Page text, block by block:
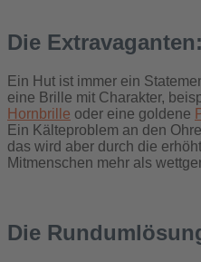
Die
Ein Hut ist immer ein
eine Brille mit Charakter,
Hornbrille oder eine goldene
Ein Kälteproblem an den
das wird aber durch die
Mitmenschen mehr als
Die